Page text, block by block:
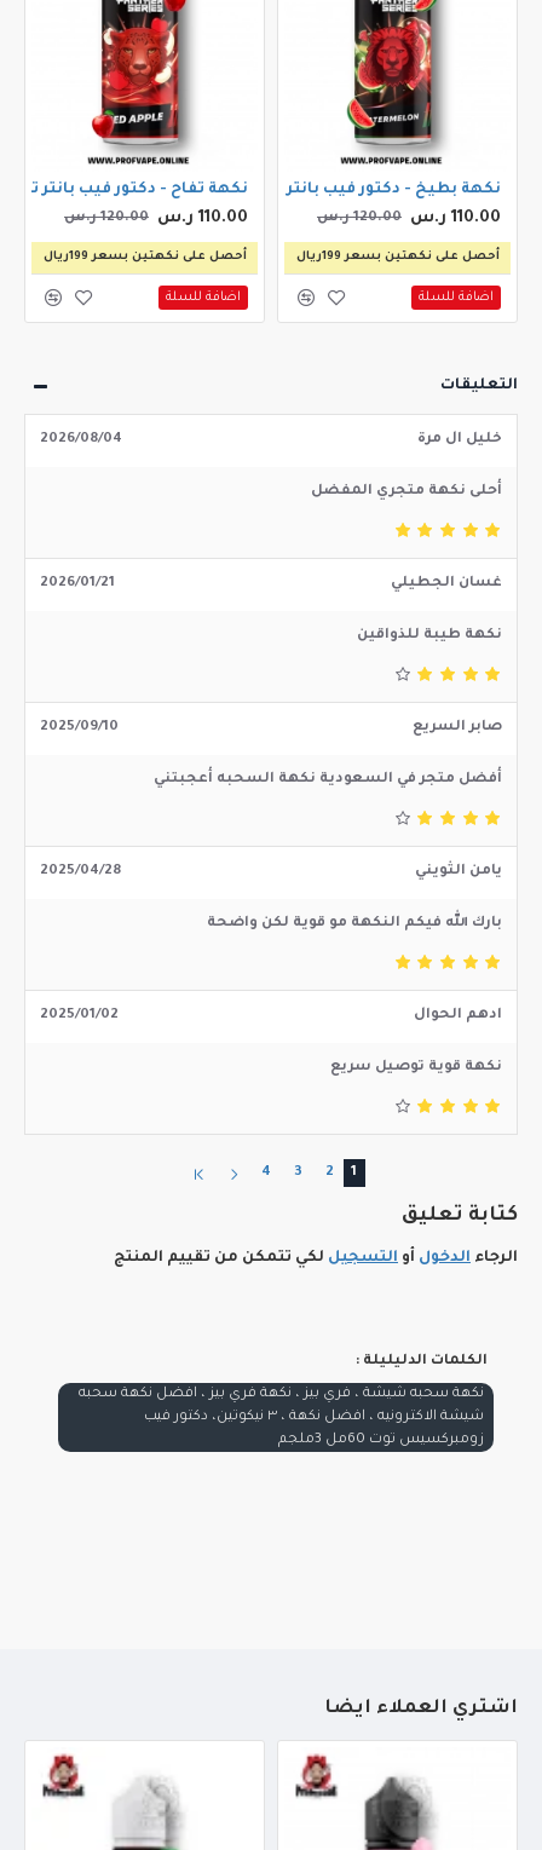
نكهة بطيخ - دكتور فيب بانثر بطيخ 120مل
110.00 ر.س 120.00 ر.س
أحصل على نكهتين بسعر 199ريال
اضافة للسلة
نكهة تفاح - دكتور فيب بانثر تفاح
110.00 ر.س 120.00 ر.س
أحصل على نكهتين بسعر 199ريال
اضافة للسلة
التعليقات
خليل ال مرة 2026/08/04
أحلى نكهة متجري المفضل
غسان الجطيلي 2026/01/21
نكهة طيبة للذواقين
صابر السريع 2025/09/10
أفضل متجر في السعودية نكهة السحبه أعجبتني
يامن الثويني 2025/04/28
بارك الله فيكم النكهة مو قوية لكن واضحة
ادهم الحوال 2025/01/02
نكهة قوية توصيل سريع
1
2
3
4
كتابة تعليق
الرجاء الدخول أو التسجيل لكي تتمكن من تقييم المنتج
الكلمات الدليليلة :
نكهة سحبه شيشة ، فري بيز ، نكهة فري بيز ، افضل نكهة سحبه
شيشة الاكترونيه ، افضل نكهة ، ٣ نيكوتين، دكتور فيب
زومبركسيس توت 60مل 3ملجم
أشتري العملاء أيضاً